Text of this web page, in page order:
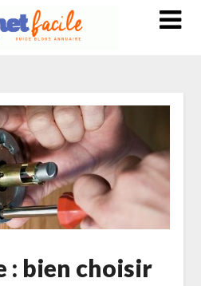
: bien choisir